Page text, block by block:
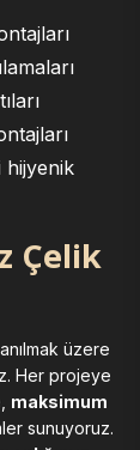
hijyenik
Çelik
üzere
Her projeye
maksimum
sunuyoruz.